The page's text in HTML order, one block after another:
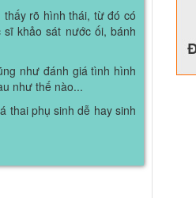
rõ hình thái, từ đó có
khảo sát nước ối, bánh
như đánh giá tình hình
như thế nào...
thai phụ sinh dễ hay sinh